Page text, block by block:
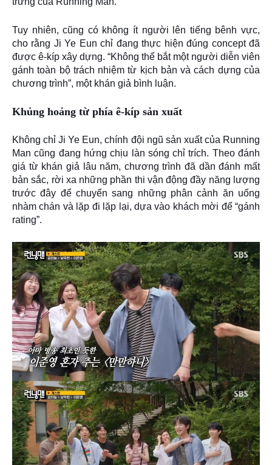
Tuy nhiên, cũng có không ít người lên tiếng bênh vực,
cho rằng Ji Ye Eun chỉ đangthực hiện đúng conceptđã
được ê-kíp xây dựng. “Không thể bắt một người diễn viên
gánh toàn bộ trách nhiệm từ kịch bản và cách dựng của
chương trình”, một khán giả bình luận.
Khủng hoảng từ phía ê-kíp sản xuất
Không chỉ Ji Ye Eun, chính đội ngũ sản xuất của Running
Man cũng đang hứng chịu làn sóng chỉ trích. Theo đánh
giá từ khán giả lâu năm, chương trình đã dầnđánh mất
bản sắc, rời xa những phần thi vận động đầy năng lượng
trước đây để chuyển sang những phân cảnh ăn uống
nhàm chán và lặp đi lặp lại, dựa vào khách mời để “gánh
rating”.